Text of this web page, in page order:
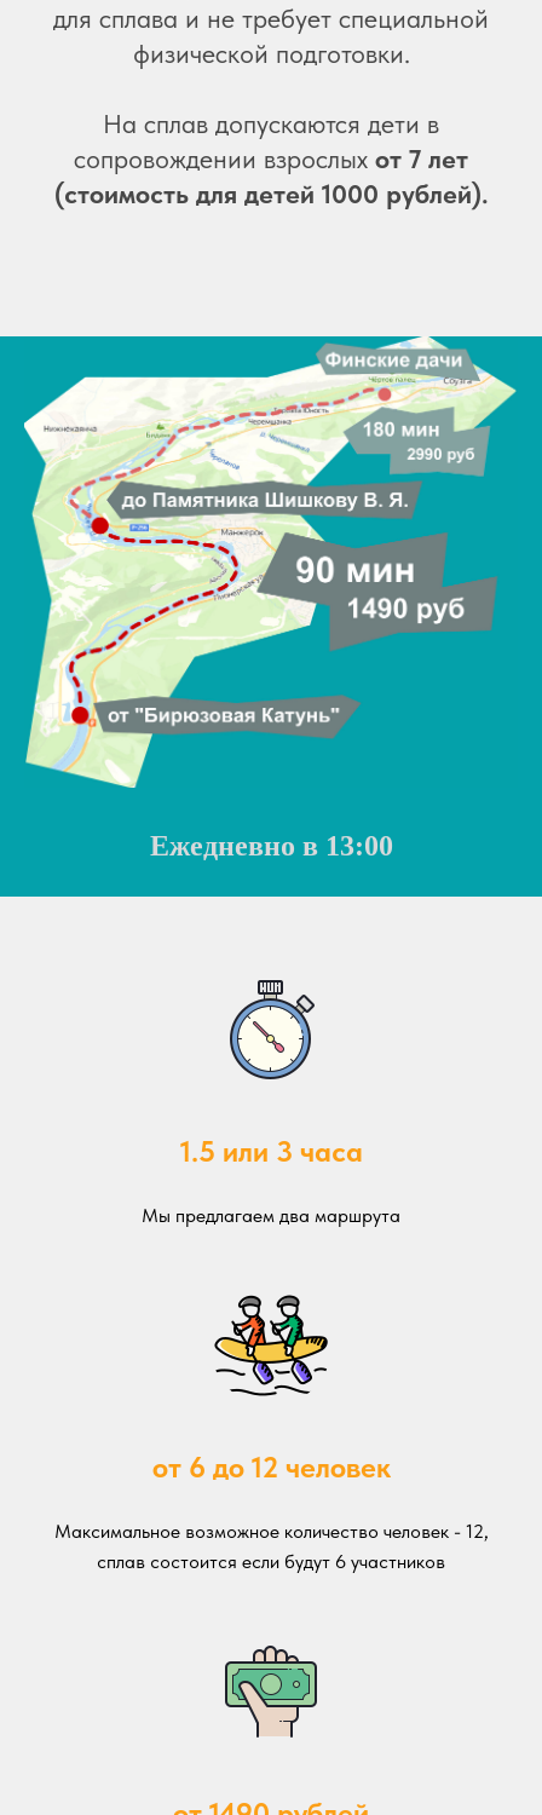
для сплава и не требует специальной
физической подготовки.
На сплав допускаются дети в
сопровождении взрослых от 7 лет
(стоимость для детей 1000 рублей).
Ежедневно в 13:00
1.5 или 3 часа
Мы предлагаем два маршрута
от 6 до 12 человек
Максимальное возможное количество человек - 12,
сплав состоится если будут 6 участников